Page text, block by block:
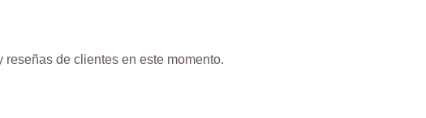
reseñas de clientes en este momento.